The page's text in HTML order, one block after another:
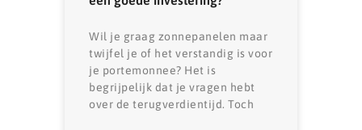
Wil je graag zonnepanelen maar
twijfel je of het verstandig is voor
je portemonnee? Het is
begrijpelijk dat je vragen hebt
over de terugverdientijd. Toch